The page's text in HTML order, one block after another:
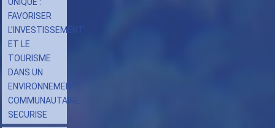
FAVORISER
L’INVESTISSEMENT
ET LE
TOURISME
DANS UN
ENVIRONNEMENT
COMMUNAUTAIRE
SECURISE